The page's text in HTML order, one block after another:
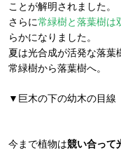
ことが解明されました。
さらに常緑樹と落葉樹は
らかになりました。
夏は光合成が活発な落葉
常緑樹から落葉樹へ。
▼巨木の下の幼木の目線
今まで植物は競い合って